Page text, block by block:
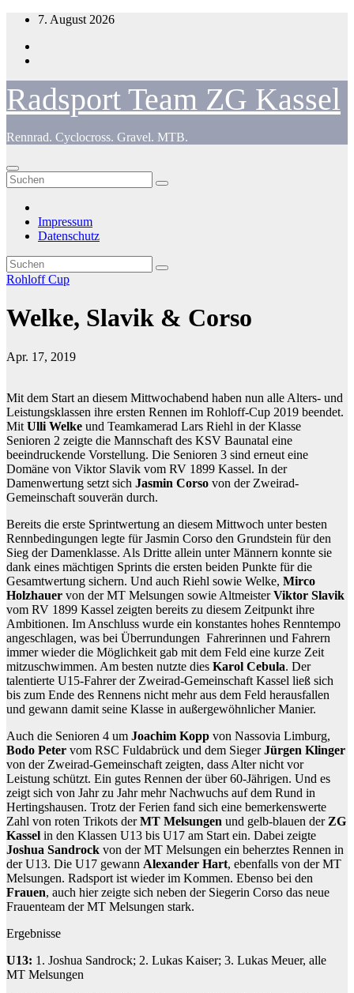
Zum
springen
7. August 2026
Radsport Team ZG Kassel
Rennrad. Cyclocross. Gravel. MTB.
Impressum
Datenschutz
Rohloff Cup
Welke, Slavik & Corso
Apr. 17, 2019
Mit dem Start an diesem Mittwochabend haben nun alle Alters- und
Leistungsklassen ihre ersten Rennen im Rohloff-Cup 2019 beendet.
Mit Ulli Welke und Teamkamerad Lars Riehl in der Klasse
Senioren 2 zeigte die Mannschaft des KSV Baunatal eine
beeindruckende Vorstellung. Die Senioren 3 sind erneut eine
Domäne von Viktor Slavik vom RV 1899 Kassel. In der
Damenwertung setzt sich Jasmin Corso von der Zweirad-
Gemeinschaft souverän durch.
Bereits die erste Sprintwertung an diesem Mittwoch unter besten
Rennbedingungen legte für Jasmin Corso den Grundstein für den
Sieg der Damenklasse. Als Dritte allein unter Männern konnte sie
dank eines mächtigen Sprints die ersten beiden Punkte für die
Gesamtwertung sichern. Und auch Riehl sowie Welke, Mirco
Holzhauer von der MT Melsungen sowie AltmeisterViktor Slavik
vom RV 1899 Kassel zeigten bereits zu diesem Zeitpunkt ihre
Ambitionen. Im Anschluss wurde ein konstantes hohes Renntempo
angeschlagen, was bei Überrundungen Fahrerinnen und Fahrern
immer wieder die Möglichkeit gab mit dem Feld eine kurze Zeit
mitzuschwimmen. Am besten nutzte dies Karol Cebula. Der
talentierte U15-Fahrer der Zweirad-Gemeinschaft Kassel ließ sich
bis zum Ende des Rennens nicht mehr aus dem Feld herausfallen
und gewann damit seine Klasse in außergewöhnlicher Manier.
Auch die Senioren 4 um Joachim Kopp von Nassovia Limburg,
Bodo Peter vom RSC Fuldabrück und dem SiegerJürgen Klinger
von der Zweirad-Gemeinschaft zeigten, dass Alter nicht vor
Leistung schützt. Ein gutes Rennen der über 60-Jährigen. Und es
zeigt sich von Jahr zu Jahr mehr Nachwuchs auf dem Rund in
Hertingshausen. Trotz der Ferien fand sich eine bemerkenswerte
Zahl von roten Trikots derMT Melsungen und gelb-blauen der ZG
Kassel in den Klassen U13 bis U17 am Start ein. Dabei zeigte
Joshua Sandrock von der MT Melsungen ein beherztes Rennen in
der U13. Die U17 gewann Alexander Hart, ebenfalls von der MT
Melsungen. Radsport ist wieder im Kommen. Ebenso bei den
Frauen, auch hier zeigte sich neben der Siegerin Corso das neue
Frauenteam der MT Melsungen stark.
Ergebnisse
U13: 1. Joshua Sandrock; 2. Lukas Kaiser; 3. Lukas Meuer, alle
MT Melsungen